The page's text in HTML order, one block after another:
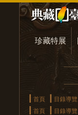
珍藏特展
首頁 目錄導覽
首頁
目錄導覽